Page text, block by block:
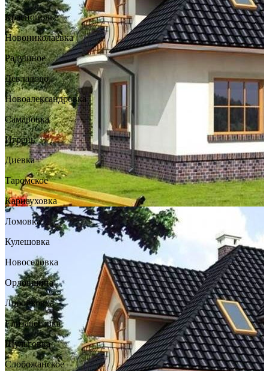
Краснополье
Новониколаевка
Радушное
Девладово
Новоалександровка
Самаровка
Игрень
Диевка
Таромское
Карнауховка
Ломовка
Кулешовка
Новоселовка
Орловщина
Лобойковка
Елизаветовка
Шульговка
Слобожанское